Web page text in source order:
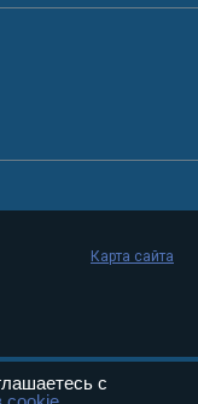
Карта сайта
с